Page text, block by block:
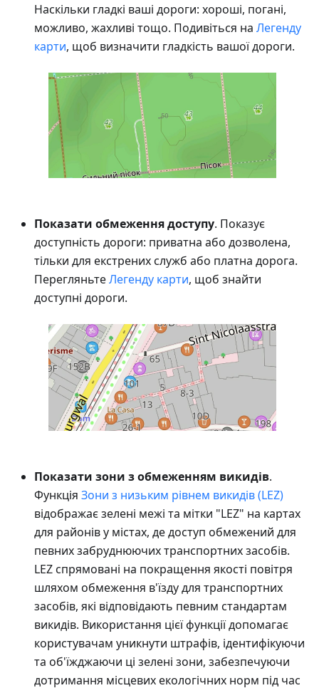
Наскільки гладкі ваші дороги: хороші, погані,
можливо, жахливі тощо. Подивіться на Легенду
карти, щоб визначити гладкість вашої дороги.
Показати обмеження доступу. Показує
доступність дороги: приватна або дозволена,
тільки для екстрених служб або платна дорога.
ПерегляньтеЛегенду карти, щоб знайти
доступні дороги.
Показати зони з обмеженням викидів.
Функція Зони з низьким рівнем викидів (LEZ)
відображає зелені межі та мітки "LEZ" на картах
для районів у містах, де доступ обмежений для
певних забруднюючих транспортних засобів.
LEZ спрямовані на покращення якості повітря
шляхом обмеження в'їзду для транспортних
засобів, які відповідають певним стандартам
викидів. Використання цієї функції допомагає
користувачам уникнути штрафів, ідентифікуючи
та об'їжджаючи ці зелені зони, забезпечуючи
дотримання місцевих екологічних норм під час